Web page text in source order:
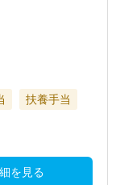
扶養手当
を見る